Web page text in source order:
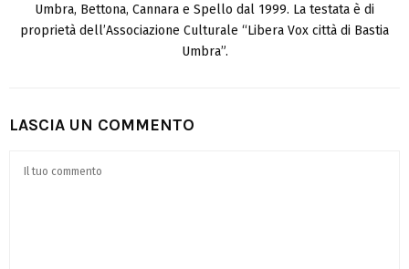
Umbra, Bettona, Cannara e Spello dal 1999. La testata è di
proprietà dell’Associazione Culturale “Libera Vox città di Bastia
Umbra”.
LASCIA UN COMMENTO